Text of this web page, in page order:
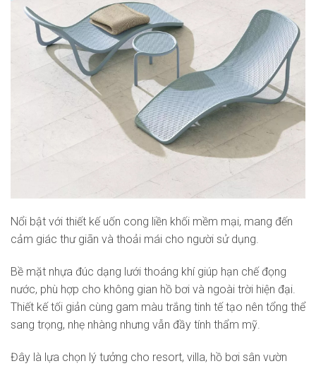
Nổi bật với thiết kế uốn cong liền khối mềm mại, mang đến
cảm giác thư giãn và thoải mái cho người sử dụng.
Bề mặt nhựa đúc dạng lưới thoáng khí giúp hạn chế đọng
nước, phù hợp cho không gian hồ bơi và ngoài trời hiện đại.
Thiết kế tối giản cùng gam màu trắng tinh tế tạo nên tổng thể
sang trọng, nhẹ nhàng nhưng vẫn đầy tính thẩm mỹ.
Đây là lựa chọn lý tưởng cho resort, villa, hồ bơi sân vườn